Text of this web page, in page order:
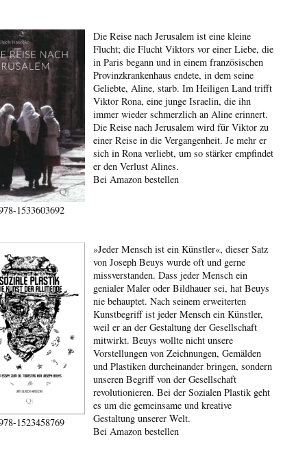
1533603692
Die Reise nach Jerusalem ist eine kleine
Flucht; die Flucht Viktors vor einer Liebe, die
in Paris begann und in einem französischen
Provinzkrankenhaus endete, in dem seine
Geliebte, Aline, starb. Im Heiligen Land trifft
Viktor Rona, eine junge Israelin, die ihn
immer wieder schmerzlich an Aline erinnert.
Die Reise nach Jerusalem wird für Viktor zu
einer Reise in die Vergangenheit. Je mehr er
sich in Rona verliebt, um so stärker empfindet
er den Verlust Alines.
Bei Amazon bestellen
1523458769
»Jeder Mensch ist ein Künstler«, dieser Satz
von Joseph Beuys wurde oft und gerne
missverstanden. Dass jeder Mensch ein
genialer Maler oder Bildhauer sei, hat Beuys
nie behauptet. Nach seinem erweiterten
Kunstbegriff ist jeder Mensch ein Künstler,
weil er an der Gestaltung der Gesellschaft
mitwirkt. Beuys wollte nicht unsere
Vorstellungen von Zeichnungen, Gemälden
und Plastiken durcheinander bringen, sondern
unseren Begriff von der Gesellschaft
revolutionieren. Bei der Sozialen Plastik geht
es um die gemeinsame und kreative
Gestaltung unserer Welt.
Bei Amazon bestellen